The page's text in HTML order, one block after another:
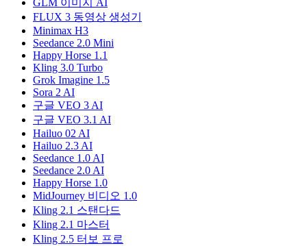
GLM 이미지 AI
FLUX 3 동영상 생성기
Minimax H3
Seedance 2.0 Mini
Happy Horse 1.1
Kling 3.0 Turbo
Grok Imagine 1.5
Sora 2 AI
구글 VEO 3 AI
구글 VEO 3.1 AI
Hailuo 02 AI
Hailuo 2.3 AI
Seedance 1.0 AI
Seedance 2.0 AI
Happy Horse 1.0
MidJourney 비디오 1.0
Kling 2.1 스탠다드
Kling 2.1 마스터
Kling 2.5 터보 프로